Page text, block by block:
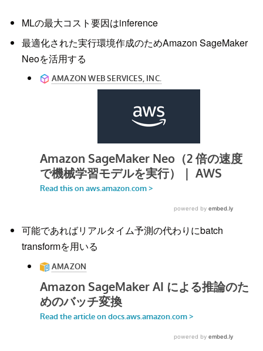
MLの最大コスト要因はinference
最適化された実行環境作成のためAmazon SageMaker
Neoを活用する
可能であればリアルタイム予測の代わりにbatch
transformを用いる